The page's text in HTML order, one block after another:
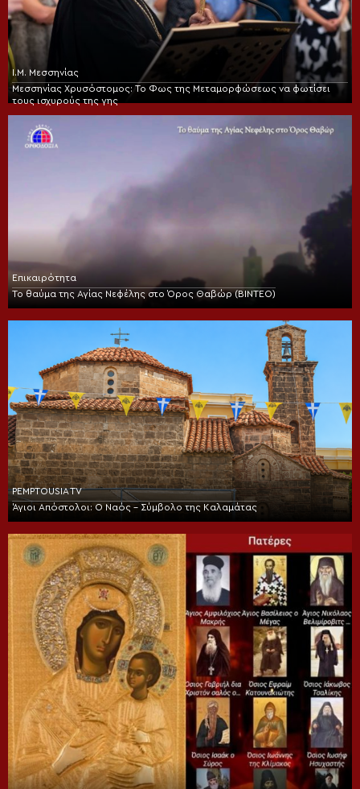
Ι.Μ. Μεσσηνίας
Μεσσηνίας Χρυσόστομος: Το Φως της Μεταμορφώσεως να φωτίσει
τους ισχυρούς της γης
Επικαιρότητα
Το θαύμα της Αγίας Νεφέλης στο Όρος Θαβώρ (ΒΙΝΤΕΟ)
PEMPTOUSIA TV
Άγιοι Απόστολοι: Ο Ναός – Σύμβολο της Καλαμάτας